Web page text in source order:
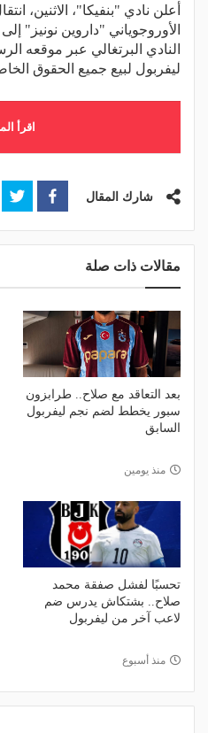
أعلن نادي "بنفيكا"، الاثنين،
الأوروجوياني "داروين نونيز"
النادي البرتغالي عبر موقعه
ليفربول لبيع جميع الحقوق
اقرأ
شارك المقال
مقالات ذات صلة
بعد التعاقد مع صلاح.. طرابزون
سبور يخطط لضم نجم ليفربول
السابق
منذ يومين
تحسبًا لفشل صفقة محمد
صلاح.. بشتكاش يدرس ضم
لاعب آخر من ليفربول
منذ أسبوع